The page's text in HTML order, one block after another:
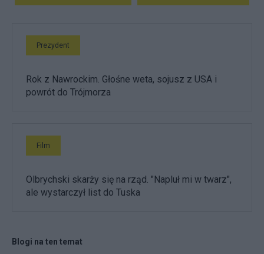
Prezydent
Rok z Nawrockim. Głośne weta, sojusz z USA i
powrót do Trójmorza
Film
Olbrychski skarży się na rząd. "Napluł mi w twarz",
ale wystarczył list do Tuska
Blogi na ten temat